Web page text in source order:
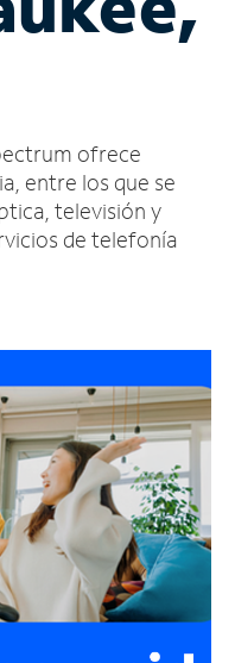
ofrece
entre los que se
televisión y
de telefonía